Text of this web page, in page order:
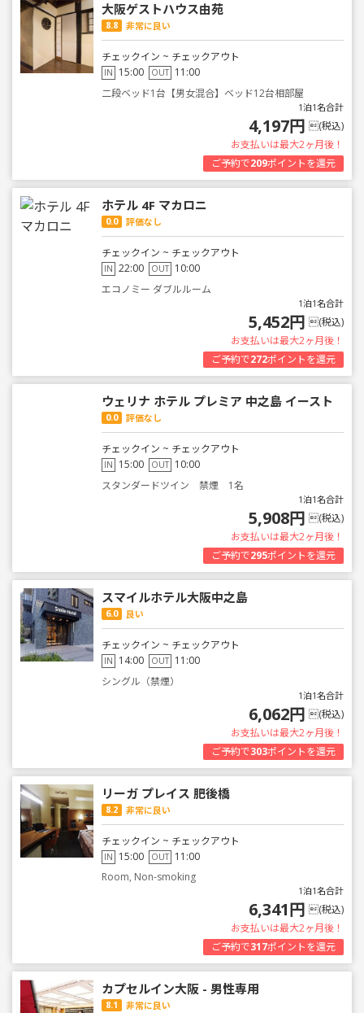
大阪ゲストハウス由苑
8.8 非常に良い
チェックイン ~ チェックアウト
IN 15:00 OUT 11:00
二段ベッド1台【男女混合】ベッド12台相部屋
1泊1名合計
4,197円 (税込)
お支払いは最大2ヶ月後！
ご予約で209ポイントを還元
ホテル 4F マカロニ
0.0 評価なし
チェックイン ~ チェックアウト
IN 22:00 OUT 10:00
エコノミー ダブルルーム
1泊1名合計
5,452円 (税込)
お支払いは最大2ヶ月後！
ご予約で272ポイントを還元
ウェリナ ホテル プレミア 中之島 イースト
0.0 評価なし
チェックイン ~ チェックアウト
IN 15:00 OUT 10:00
スタンダードツイン 禁煙 1名
1泊1名合計
5,908円 (税込)
お支払いは最大2ヶ月後！
ご予約で295ポイントを還元
スマイルホテル大阪中之島
6.0 良い
チェックイン ~ チェックアウト
IN 14:00 OUT 11:00
シングル（禁煙）
1泊1名合計
6,062円 (税込)
お支払いは最大2ヶ月後！
ご予約で303ポイントを還元
リーガ プレイス 肥後橋
8.2 非常に良い
チェックイン ~ チェックアウト
IN 15:00 OUT 11:00
Room, Non-smoking
1泊1名合計
6,341円 (税込)
お支払いは最大2ヶ月後！
ご予約で317ポイントを還元
カプセルイン大阪 - 男性専用
8.1 非常に良い